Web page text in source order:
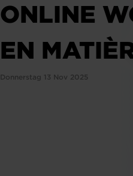
ONLINE
EN
Donnerstag 13 Nov 2025